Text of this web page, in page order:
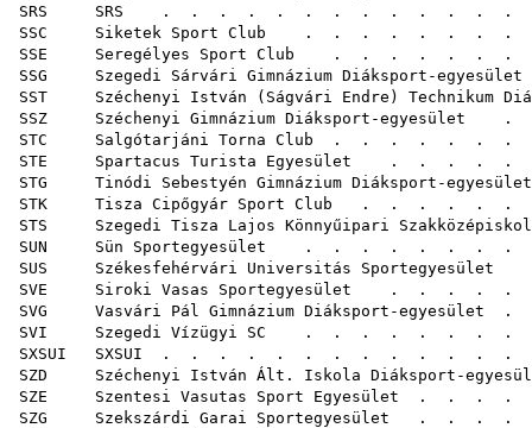
SRS SRS . . . . . . . . . . .
SSC Siketek Sport Club . . . . . . . . .
SSE Seregélyes Sport Club . . . . . . . .
SSG Szegedi Sárvári Gimnázium Diáksport-egyesület
SST Széchenyi István (Ságvári Endre) Technikum
SSZ Széchenyi Gimnázium Diáksport-egyesület . .
STC Salgótarjáni Torna Club . . . . . . . .
STE Spartacus Turista Egyesület . . . . . .
STG Tinódi Sebestyén Gimnázium Diáksport-egyesület
STK Tisza Cipőgyár Sport Club . . . . . .
STS Szegedi Tisza Lajos Könnyűipari
SUN Sün Sportegyesület . . . . . . . . .
SUS Székesfehérvári Universitás Sportegyesület
SVE Siroki Vasas Sportegyesület . . . . .
SVG Vasvári Pál Gimnázium Diáksport-egyesület . .
SVI Szegedi Vízügyi SC . . . . . . . . .
SXSUI SXSUI . . . . . . . . . . . . . . .
SZD Széchenyi István Ált. Iskola Diáksport-
SZE Szentesi Vasutas Sport Egyesület . . . .
SZG Szekszárdi Garai Sportegyesület . . . . .